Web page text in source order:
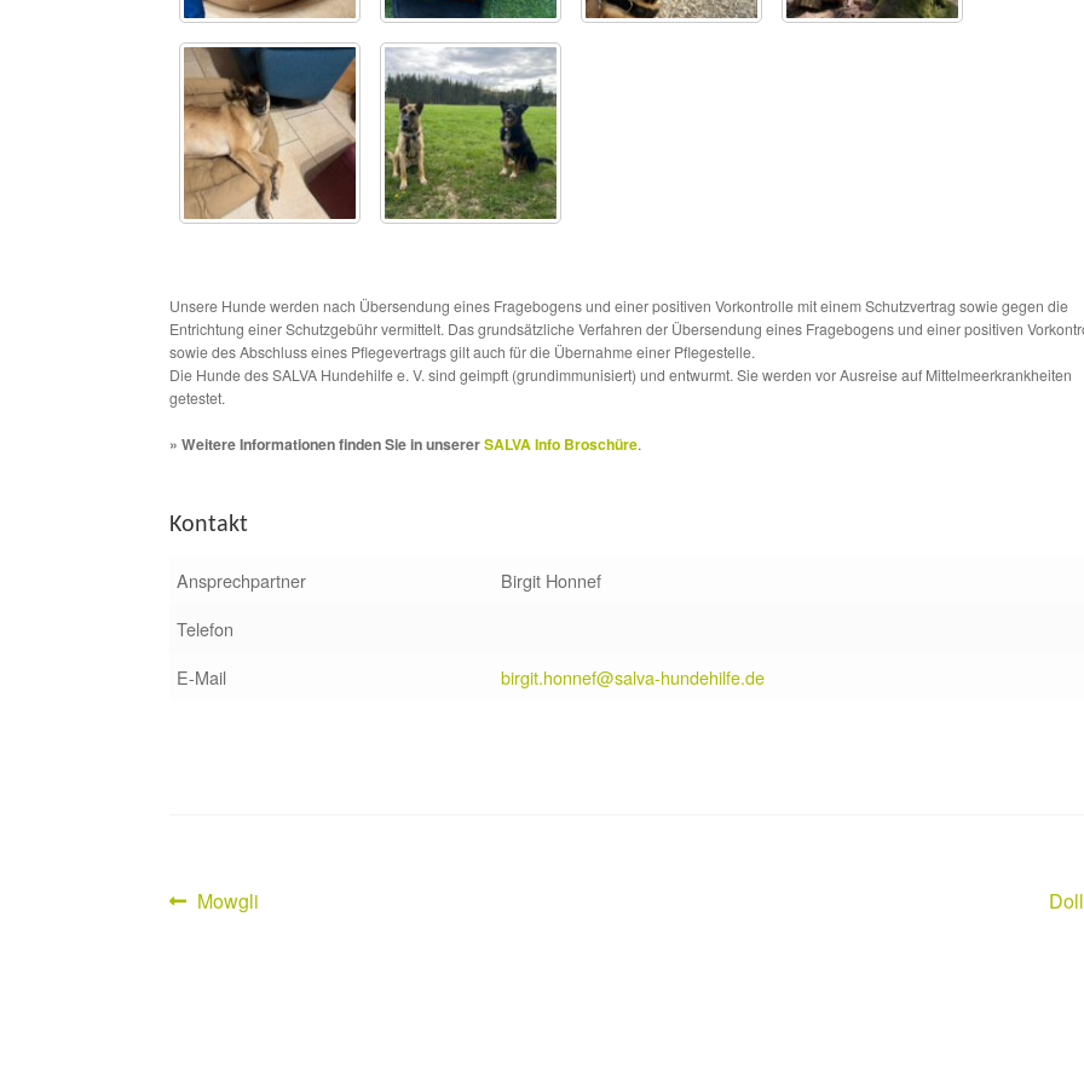
Unsere Hunde werden nach Übersendung eines Fragebogens und einer positiven Vorkontrolle mit einem Schutzvertrag sowie gegen die
Entrichtung einer Schutzgebühr vermittelt. Das grundsätzliche Verfahren der Übersendung eines Fragebogens und einer positiven
sowie des Abschluss eines Pflegevertrags gilt auch für die Übernahme einer Pflegestelle.
Die Hunde des SALVA Hundehilfe e. V. sind geimpft (grundimmunisiert) und entwurmt. Sie werden vor Ausreise auf Mittelmeerkrankheiten
getestet.
» Weitere Informationen finden Sie in unsererSALVA Info Broschüre.
Kontakt
Ansprechpartner
Birgit Honnef
Telefon
E-Mail
birgit.honnef@salva-hundehilfe.de
Beitragsnavigation
Vorheriger
Mowgli